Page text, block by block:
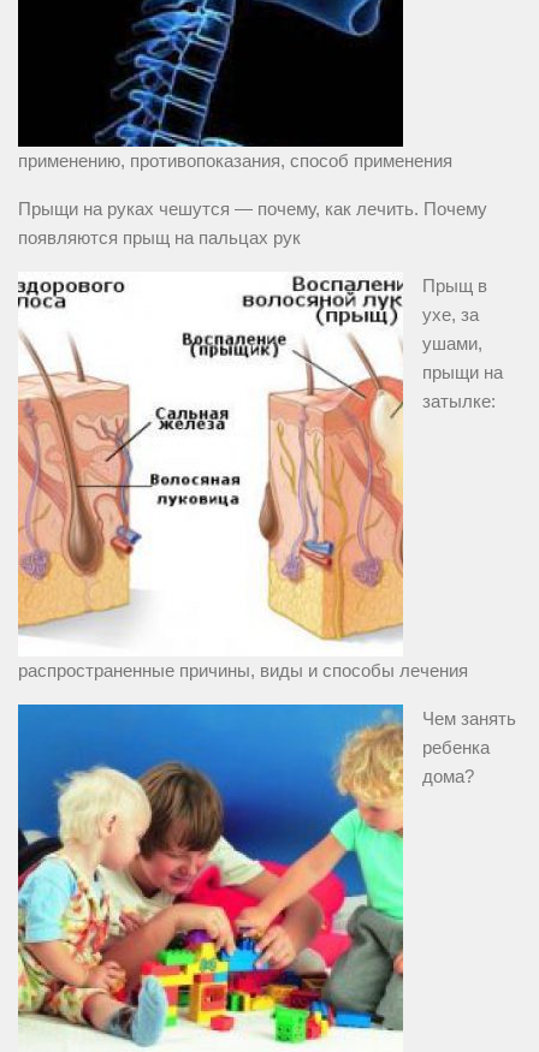
применению, противопоказания, способ применения
Прыщи на руках чешутся — почему, как лечить. Почему
появляются прыщ на пальцах рук
Прыщ в
ухе, за
ушами,
прыщи на
затылке:
распространенные причины, виды и способы лечения
Чем занять
ребенка
дома?